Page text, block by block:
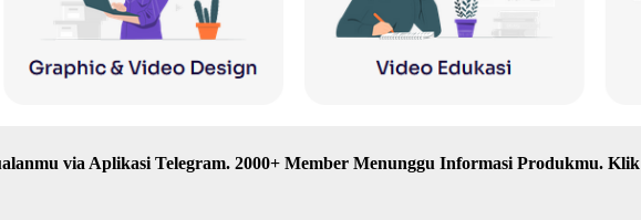
via Aplikasi Telegram. 2000+ Member Menunggu Informasi Produkmu. Klik